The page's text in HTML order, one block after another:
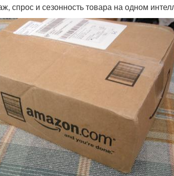
спрос и сезонность товара на одном